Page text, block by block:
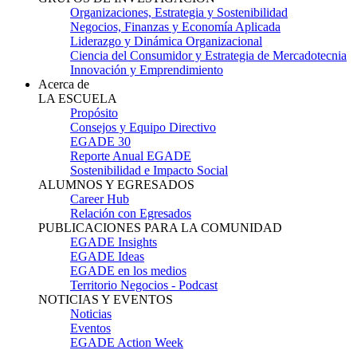
Organizaciones, Estrategia y Sostenibilidad
Negocios, Finanzas y Economía Aplicada
Liderazgo y Dinámica Organizacional
Ciencia del Consumidor y Estrategia de Mercadotecnia
Innovación y Emprendimiento
Acerca de
LA ESCUELA
Propósito
Consejos y Equipo Directivo
EGADE 30
Reporte Anual EGADE
Sostenibilidad e Impacto Social
ALUMNOS Y EGRESADOS
Career Hub
Relación con Egresados
PUBLICACIONES PARA LA COMUNIDAD
EGADE Insights
EGADE Ideas
EGADE en los medios
Territorio Negocios - Podcast
NOTICIAS Y EVENTOS
Noticias
Eventos
EGADE Action Week